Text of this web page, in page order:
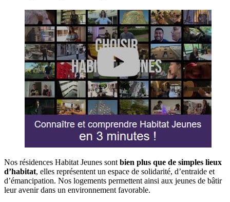
Nos résidences Habitat Jeunes sont bien plus que de simples lieux
d’habitat, elles représentent un espace de solidarité, d’entraide et
d’émancipation. Nos logements permettent ainsi aux jeunes de bâtir
leur avenir dans un environnement favorable.